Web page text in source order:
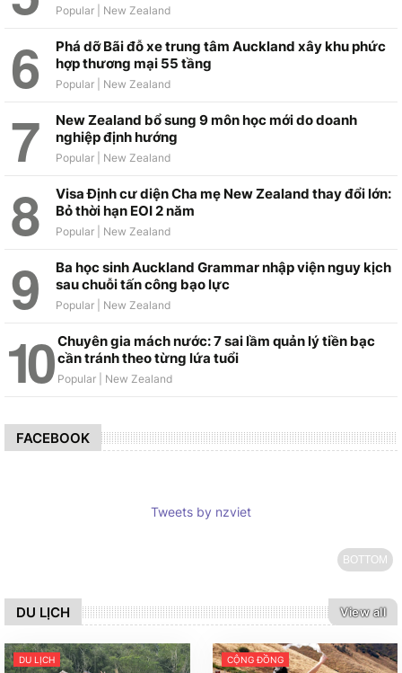
Phá dỡ Bãi đỗ xe trung tâm Auckland xây khu phức
hợp thương mại 55 tầng
New Zealand bổ sung 9 môn học mới do doanh
nghiệp định hướng
Visa Định cư diện Cha mẹ New Zealand thay đổi lớn:
Bỏ thời hạn EOI 2 năm
Ba học sinh Auckland Grammar nhập viện nguy kịch
sau chuỗi tấn công bạo lực
Chuyên gia mách nước: 7 sai lầm quản lý tiền bạc
cần tránh theo từng lứa tuổi
FACEBOOK
Tweets by nzviet
BOTTOM
DU LỊCH View all
DU LỊCH CỘNG ĐỒNG